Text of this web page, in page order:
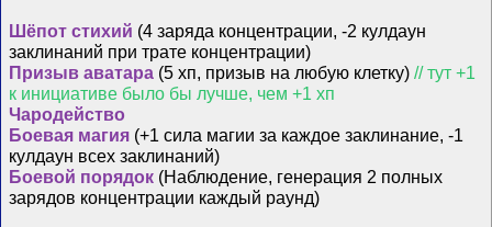
Шёпот стихий (4 заряда концентрации, -2 кулдаун
заклинаний при трате концентрации)
Призыв аватара (5 хп, призыв на любую клетку)// тут +1
к инициативе было бы лучше, чем +1 хп
Чародейство
Боевая магия (+1 сила магии за каждое заклинание, -1
кулдаун всех заклинаний)
Боевой порядок (Наблюдение, генерация 2 полных
зарядов концентрации каждый раунд)